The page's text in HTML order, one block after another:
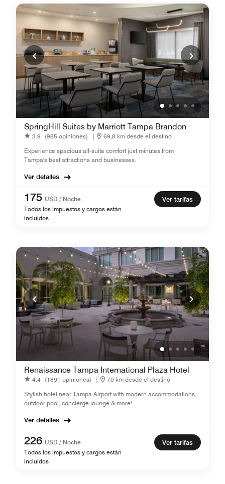
SpringHill Suites by Marriott Tampa Brandon
3.9 (985 opiniones) |
69,8 km desde el destino
Experience spacious all-suite comfort just minutes from
Tampa's best attractions and businesses.
Ver detalles
175 USD / Noche
Todos los impuestos y cargos están
incluidos
Ver tarifas
Renaissance Tampa International Plaza Hotel
4.4 (1891 opiniones) |
70 km desde el destino
Stylish hotel near Tampa Airport with modern accommodations,
outdoor pool, concierge lounge & more!
Ver detalles
226 USD / Noche
Todos los impuestos y cargos están
incluidos
Ver tarifas